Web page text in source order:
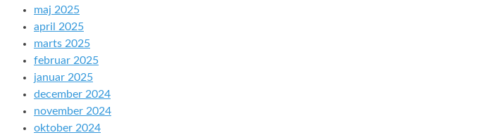
maj 2025
april 2025
marts 2025
februar 2025
januar 2025
december 2024
november 2024
oktober 2024